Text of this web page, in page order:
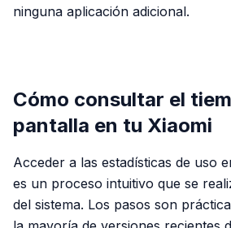
ninguna aplicación adicional.
Cómo consultar el
pantalla en tu Xiaomi
Acceder a las estadísticas de uso
es un proceso intuitivo que se
del sistema. Los pasos son